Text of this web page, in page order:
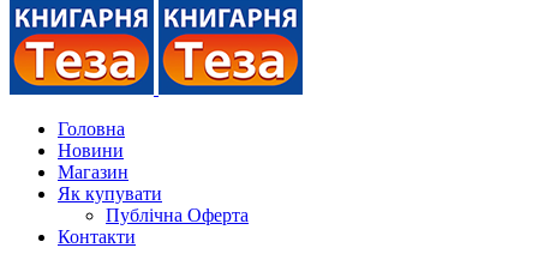
Головна
Новини
Магазин
Як купувати
Публічна Оферта
Контакти